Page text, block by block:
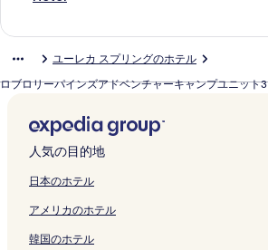
リ
ン
ク
の
ペ
ー
を
開
く
リ
ン
ク
n
a
ペ
ー
ジ
を
開
く
ン
i
v
t
e
H
o
t
T
b
M
t
n
L
a
k
e
V
i
w
o
c
r
o
w
n
C
a
/
D
c
k
+
7
A
c
e
t
o
a
b
l
e
R
o
k
o
c
r
o
w
n
C
a
e
c
の
ペ
ー
ジ
を
開
リ
-
W
l
k
t
o
D
o
n
s
h
r
i
s
t
O
O
ー
ジ
を
く
リ
ン
ク
i
2
の
ペ
ー
ジ
を
く
r
e
a
S
p
r
i
n
s
r
e
h
o
u
s
e
s
H
s
o
t
の
ペ
ー
ジ
を
く
a
o
u
n
t
a
i
の
T
e
h
o
u
s
e
i
n
n
o
d
g
e
&
R
s
C
o
t
a
g
e
s
-
a
a
k
C
o
t
t
a
g
s
o
a
g
e
I
n
n
V
ユーレカ スプリングのホテル
ロブロリーパインズアドベンチャーキャンプユニット3
人気の目的地
日本のホテル
アメリカのホテル
韓国のホテル